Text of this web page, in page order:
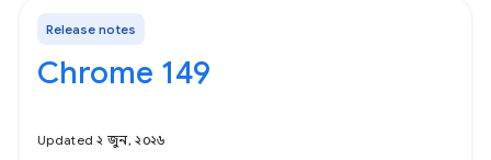
Release notes
Chrome 149
Updated ২ জুন, ২০২৬